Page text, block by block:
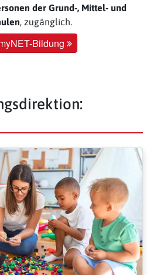
der Grund-, Mittel- und
, zugänglich.
Bildung